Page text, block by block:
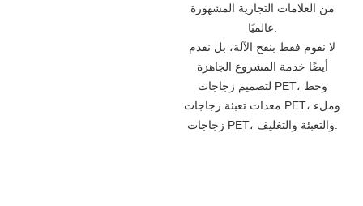
من العلامات التجارية المشهورة
لا نقوم فقط بنفخ الآلة، بل نقدم
أيضًا خدمة المشروع الجاهزة
لتصميم زجاجات PET، وخط
معدات تعبئة زجاجات PET، وملء